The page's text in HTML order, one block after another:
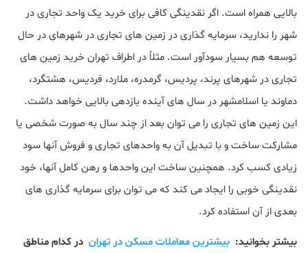
بالایی همراه است. اگر نقدینگی کافی برای خرید یک واحد تجاری در
شهر را ندارید، سرمایه گذاری در زمین های تجاری در شهرهای در حال
توسعه هم بسیار سودآور است. مثلاً در اطراف تهران خرید زمین های
تجاری در شهرهای پرند، پردیس، گرمدره، ملارد، فردیس، هشتگرد،
دماوند یا اسلامشهر در سال های آینده بازدهی بالایی خواهد داشت.
این زمین های تجاری را می توان بعد از چند سال به صورت شخصی یا
مشارکت ساخت و با تبدیل آن به واحدهای تجاری و فروش آنها سود
زیادی کسب کرد. همچنین ساخت این واحدها و رهن کامل آنها، خود
نقدینگی خوبی را ایجاد می کند که می توان برای سرمایه گذاری های
بعدی از آن استفاده کرد.
بیشتر بخوانید: بیشترین معاملات مسکن در تهران در کدام مناطق